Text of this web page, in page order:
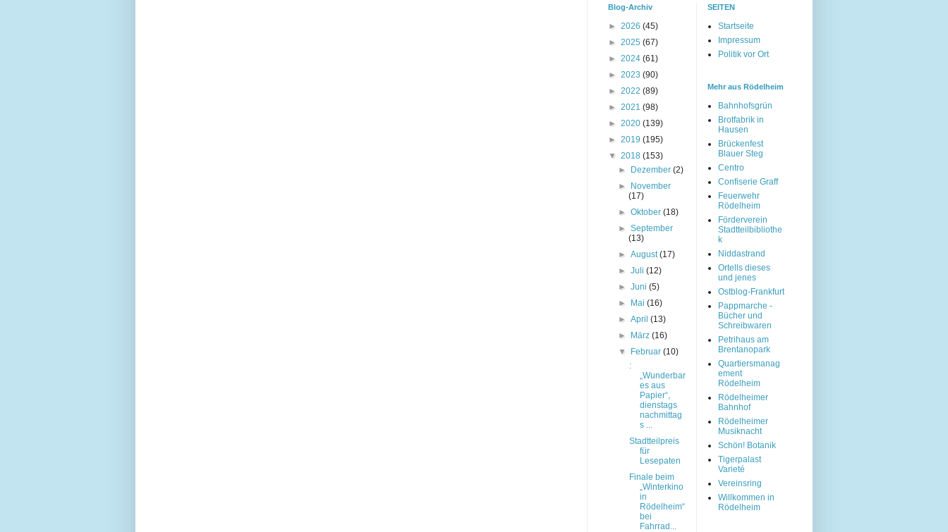
Blog-Archiv
► 2026 (45)
► 2025 (67)
► 2024 (61)
► 2023 (90)
► 2022 (89)
► 2021 (98)
► 2020 (139)
► 2019 (195)
▼ 2018 (153)
►
Dezember(2)
►
November
(17)
►Oktober(18)
►September
(13)
►August(17)
►Juli(12)
►Juni(5)
►
Mai(16)
►April(13)
►
März(16)
▼
Februar(10)
:
„Wunderbar
es aus
Papier“,
dienstags
nachmittag
s ...
Stadtteilpreis
für
Lesepaten
Finale beim
„Winterkino
in
Rödelheim“
bei
Fahrrad...
SEITEN
Startseite
Impressum
Politik vor Ort
Mehr aus Rödelheim
Bahnhofsgrün
Brotfabrik in
Hausen
Brückenfest
Blauer Steg
Centro
Confiserie Graff
Feuerwehr
Rödelheim
Förderverein
Stadtteilbibliothe
k
Niddastrand
Ortells dieses
und jenes
Ostblog-Frankfurt
Pappmarche -
Bücher und
Schreibwaren
Petrihaus am
Brentanopark
Quartiersmanag
ement
Rödelheim
Rödelheimer
Bahnhof
Rödelheimer
Musiknacht
Schön! Botanik
Tigerpalast
Varieté
Vereinsring
Willkommen in
Rödelheim